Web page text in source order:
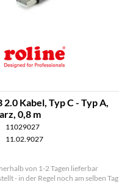
2.0 Kabel, Typ C - Typ A,
0,8 m
11029027
11.02.9027
von 1-2 Tagen lieferbar
- in der Regel noch am selben Tag